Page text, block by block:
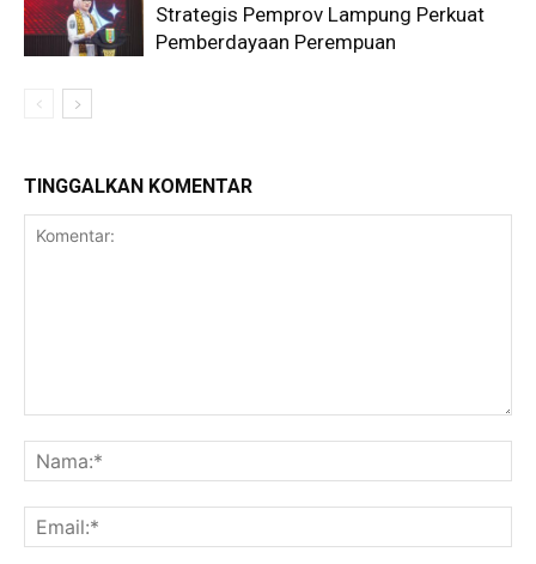
Strategis Pemprov Lampung Perkuat
Pemberdayaan Perempuan
TINGGALKAN KOMENTAR